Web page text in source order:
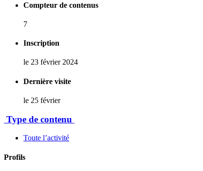
Compteur de contenus
7
Inscription
le 23 février 2024
Dernière visite
le 25 février
Type de contenu
Toute l’activité
Profils